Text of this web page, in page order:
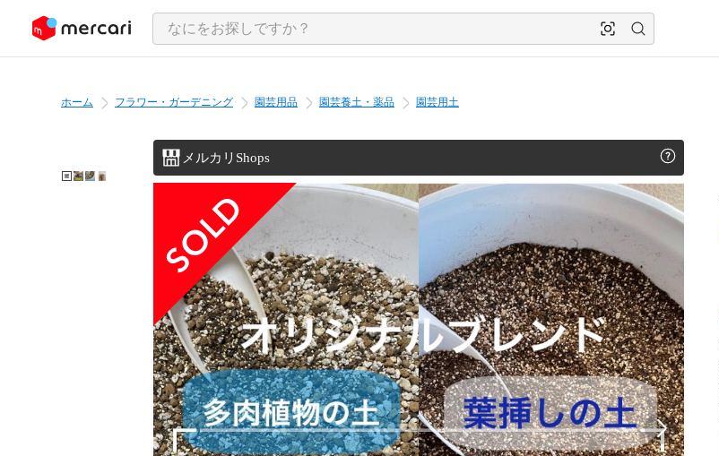
ツにスキップ
ホーム フラワー・ガーデニング 園芸用品 園芸養土・薬品 園芸用土
メルカリShops